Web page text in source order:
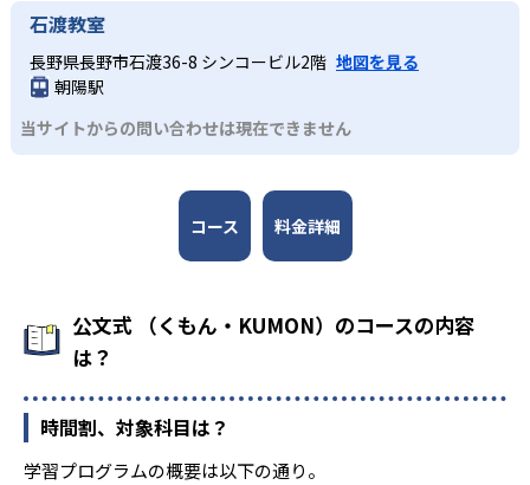
石渡教室
長野県長野市石渡36-8 シンコービル2階 地図を見る
朝陽駅
当サイトからの問い合わせは現在できません
コース 料金詳細
公文式 （くもん・KUMON）のコースの内容
は？
時間割、対象科目は？
学習プログラムの概要は以下の通り。